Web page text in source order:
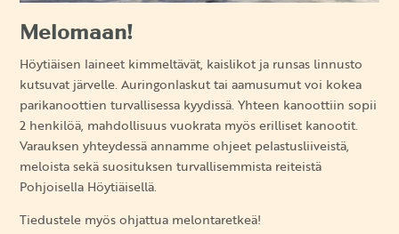
Melomaan!
Höytiäisen laineet kimmeltävät, kaislikot ja runsas linnusto
kutsuvat järvelle. Auringonlaskut tai aamusumut voi kokea
parikanoottien turvallisessa kyydissä. Yhteen kanoottiin sopii
2 henkilöä, mahdollisuus vuokrata myös erilliset kanootit.
Varauksen yhteydessä annamme ohjeet pelastusliiveistä,
meloista sekä suosituksen turvallisemmista reiteistä
Pohjoisella Höytiäisellä.
Tiedustele myös ohjattua melontaretkeä!